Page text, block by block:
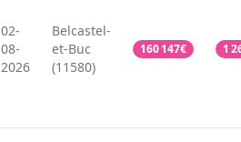
02-
08-
2026
Belcastel-
et-Buc
(11580)
160 147€ 1